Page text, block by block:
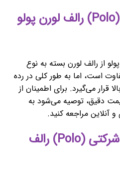
قیمت عطر و ادکلن (Polo) رالف لورن پولو
از رالف لورن بسته به نوع
است، اما به طور کلی در رده
قرار می‌گیرد. برای اطمینان از
دقیق، توصیه می‌شود به
آنلاین مراجعه کنید.
قیمت عطر و ادکلن شرکتی (Polo) رالف